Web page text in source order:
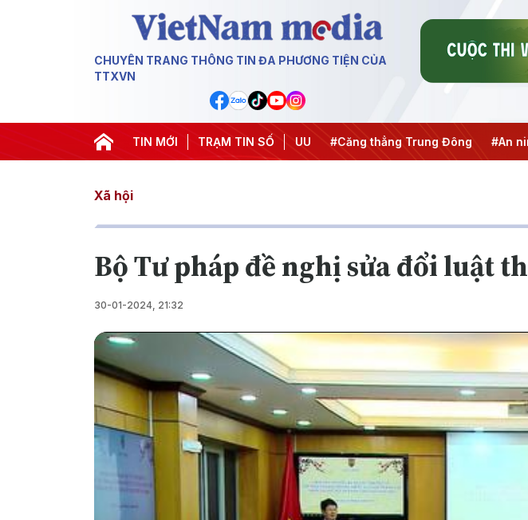
CHUYÊN TRANG THÔNG TIN ĐA PHƯƠNG TIỆN CỦA
TTXVN
TIN MỚI TRẠM TIN SỐ
dịch 500 ngày đêm #Chống khai thác IUU #Căng thẳng Trung Đông #An ninh
Xã hội
Bộ Tư pháp đề nghị sửa đổi luật
30-01-2024, 21:32